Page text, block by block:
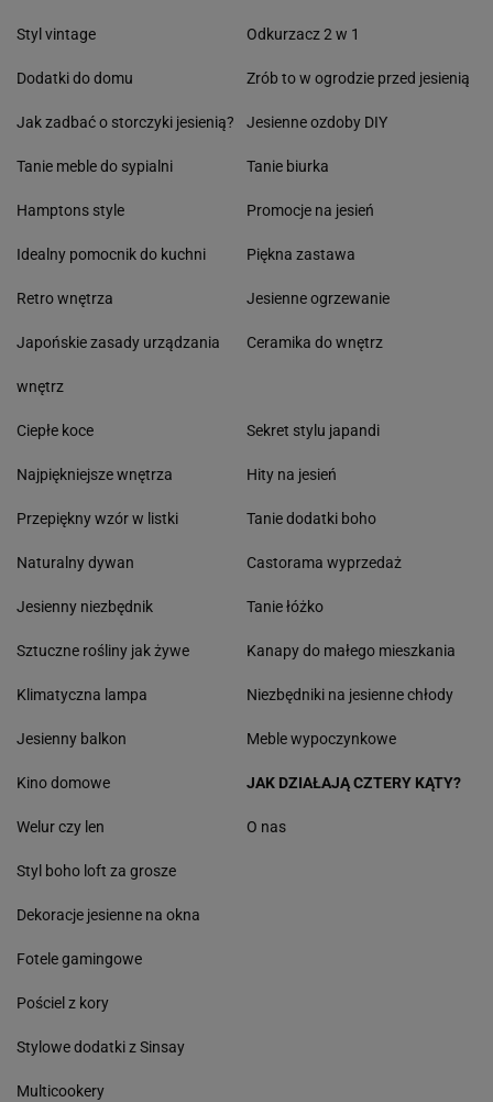
Styl vintage
Dodatki do domu
Jak zadbać o storczyki jesienią?
Tanie meble do sypialni
Hamptons style
Idealny pomocnik do kuchni
Retro wnętrza
Japońskie zasady urządzania
wnętrz
Odkurzacz 2 w 1
Zrób to w ogrodzie przed jesienią
Jesienne ozdoby DIY
Tanie biurka
Promocje na jesień
Piękna zastawa
Jesienne ogrzewanie
Ceramika do wnętrz
Ciepłe koce
Najpiękniejsze wnętrza
Przepiękny wzór w listki
Naturalny dywan
Jesienny niezbędnik
Sztuczne rośliny jak żywe
Klimatyczna lampa
Jesienny balkon
Sekret stylu japandi
Hity na jesień
Tanie dodatki boho
Castorama wyprzedaż
Tanie łóżko
Kanapy do małego mieszkania
Niezbędniki na jesienne chłody
Meble wypoczynkowe
Kino domowe
Welur czy len
Styl boho loft za grosze
Dekoracje jesienne na okna
Fotele gamingowe
Pościel z kory
Stylowe dodatki z Sinsay
Multicookery
JAK DZIAŁAJĄ CZTERY KĄTY?
O nas